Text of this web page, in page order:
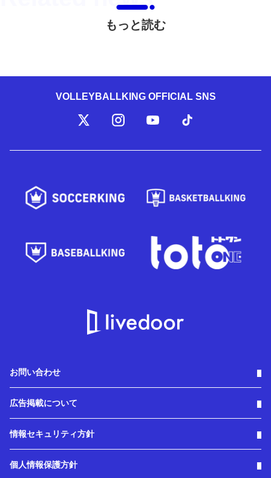
もっと読む
VOLLEYBALLKING OFFICIAL SNS
お問い合わせ
広告掲載について
情報セキュリティ方針
個人情報保護方針